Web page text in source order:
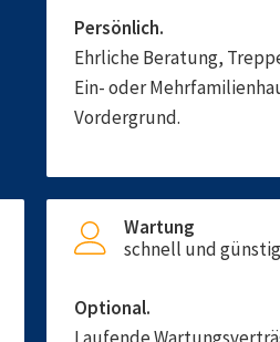
Persönlich.
Ehrliche Beratung,
Ein- oder
Vordergrund.
Wartung
schnell und günstig
Optional.
Laufende